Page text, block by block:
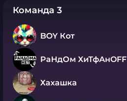
Команда 3
BOY Кот
РаНдОм ХиТфАнOFF
Хахашка